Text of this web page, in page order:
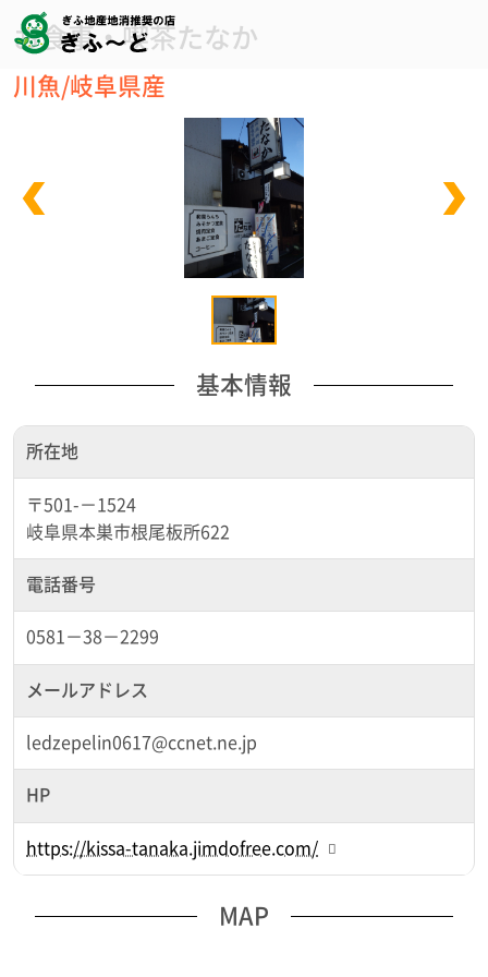
お食事・喫茶たなか
川魚/岐阜県産
基本情報
所在地
〒501-－1524
岐阜県本巣市根尾板所622
電話番号
0581－38－2299
メールアドレス
ledzepelin0617@ccnet.ne.jp
HP
https://kissa-tanaka.jimdofree.com/
MAP